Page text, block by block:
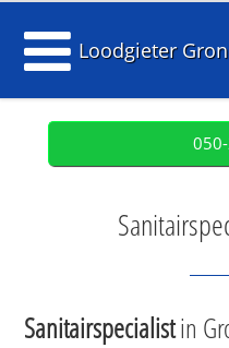
Loodgieter
Sanitairspecialistin